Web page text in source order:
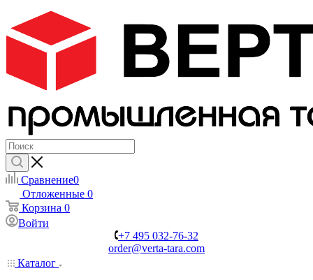
Сравнение0
Отложенные 0
Корзина 0
Войти
+7 495 032-76-32
order@verta-tara.com
Каталог